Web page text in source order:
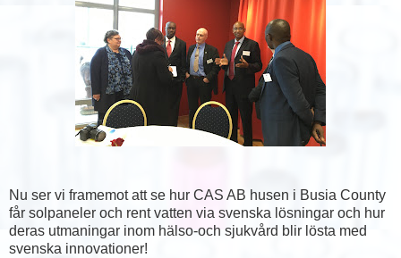
Nu ser vi framemot att se hur CAS AB husen i Busia County
får solpaneler och rent vatten via svenska lösningar och hur
deras utmaningar inom hälso-och sjukvård blir lösta med
svenska innovationer!